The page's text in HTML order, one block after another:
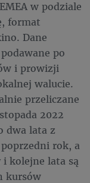
w podziale
format
Dane
po
i prowizji
walucie.
przeliczane
2022
dwa lata z
rok, a
kolejne lata są
kursów